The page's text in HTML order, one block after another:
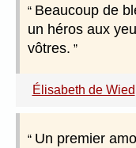
Beaucoup de
un héros aux
vôtres.
Élisabeth de Wied
Un premier